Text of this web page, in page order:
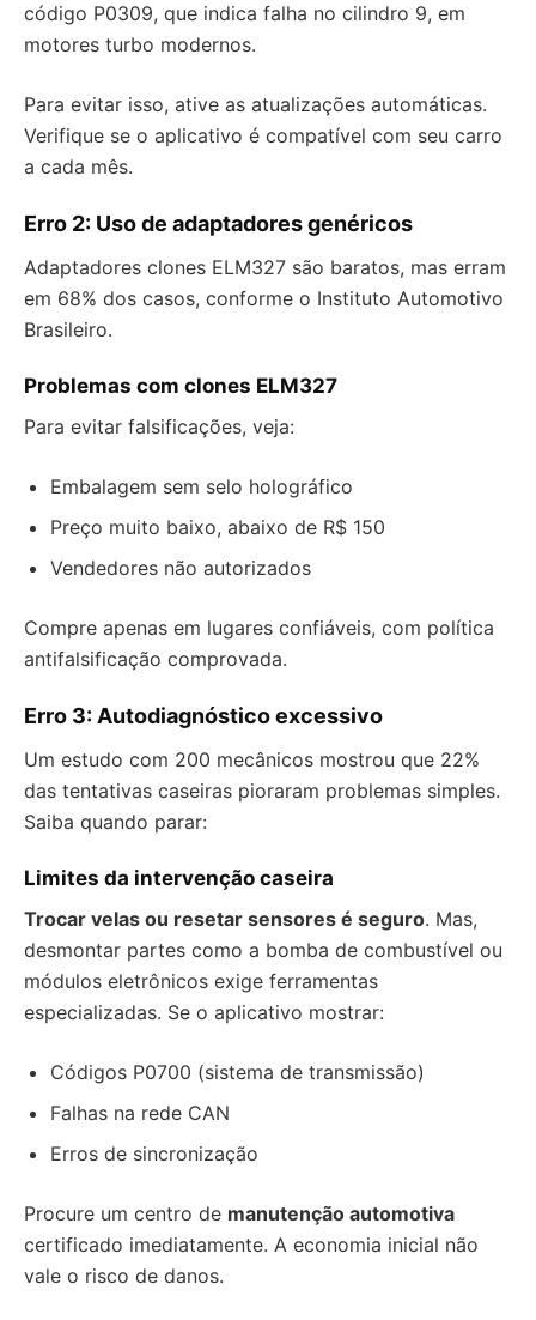
código P0309, que indica falha no cilindro 9, em
motores turbo modernos.
Para evitar isso, ative as atualizações automáticas.
Verifique se o aplicativo é compatível com seu carro
a cada mês.
Erro 2: Uso de adaptadores genéricos
Adaptadores clones ELM327 são baratos, mas erram
em 68% dos casos, conforme o Instituto Automotivo
Brasileiro.
Problemas com clones ELM327
Para evitar falsificações, veja:
Embalagem sem selo holográfico
Preço muito baixo, abaixo de R$ 150
Vendedores não autorizados
Compre apenas em lugares confiáveis, com política
antifalsificação comprovada.
Erro 3: Autodiagnóstico excessivo
Um estudo com 200 mecânicos mostrou que 22%
das tentativas caseiras pioraram problemas simples.
Saiba quando parar:
Limites da intervenção caseira
Trocar velas ou resetar sensores é seguro. Mas,
desmontar partes como a bomba de combustível ou
módulos eletrônicos exige ferramentas
especializadas. Se o aplicativo mostrar:
Códigos P0700 (sistema de transmissão)
Falhas na rede CAN
Erros de sincronização
Procure um centro de manutenção automotiva
certificado imediatamente. A economia inicial não
vale o risco de danos.